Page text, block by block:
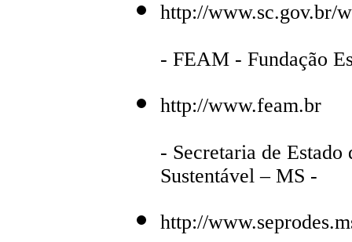
http://www.sc.gov.br/
- FEAM - Fundação
http://www.feam.br
- Secretaria de
Sustentável – MS -
http://